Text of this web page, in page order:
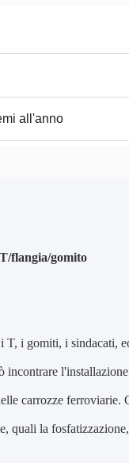
all'anno
flangia/gomito
T, i gomiti, i sindacati,
incontrare
carrozze ferroviarie.
quali la